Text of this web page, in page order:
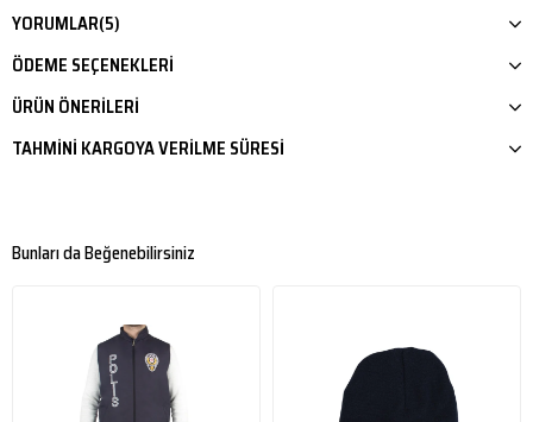
YORUMLAR(5)
ÖDEME SEÇENEKLERI
ÜRÜN ÖNERILERI
TAHMINI KARGOYA VERILME SÜRESI
Bunları da Beğenebilirsiniz